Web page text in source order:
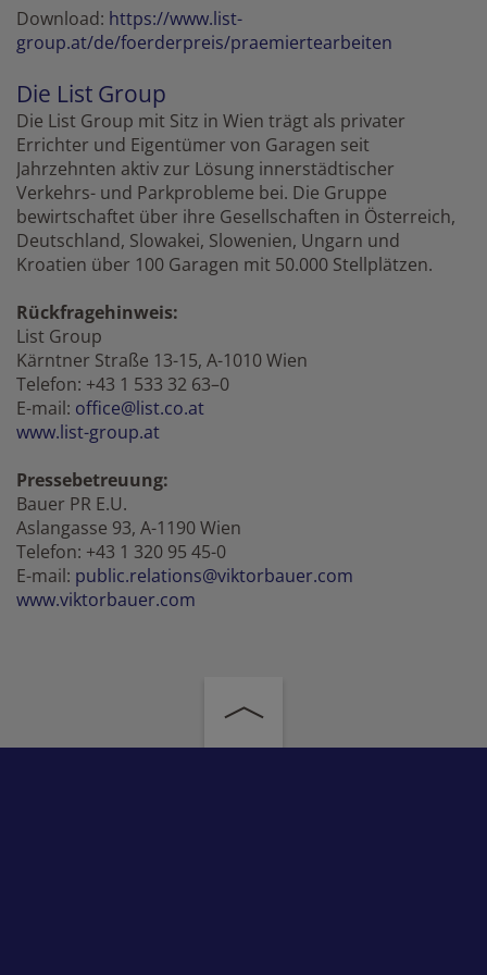
Download: https://www.list-
group.at/de/foerderpreis/praemiertearbeiten
Die List Group
Die List Group mit Sitz in Wien trägt als privater
Errichter und Eigentümer von Garagen seit
Jahrzehnten aktiv zur Lösung innerstädtischer
Verkehrs- und Parkprobleme bei. Die Gruppe
bewirtschaftet über ihre Gesellschaften in Österreich,
Deutschland, Slowakei, Slowenien, Ungarn und
Kroatien über 100 Garagen mit 50.000 Stellplätzen.
Rückfragehinweis:
List Group
Kärntner Straße 13-15, A-1010 Wien
Telefon: +43 1 533 32 63–0
E-mail: office@list.co.at
www.list-group.at
Pressebetreuung:
Bauer PR E.U.
Aslangasse 93, A-1190 Wien
Telefon: +43 1 320 95 45-0
E-mail: public.relations@viktorbauer.com
www.viktorbauer.com